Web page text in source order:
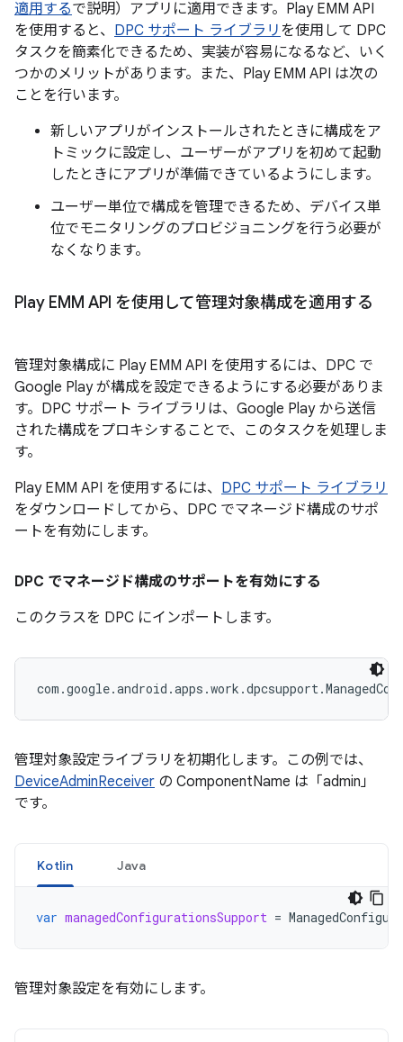
適用するで説明）アプリに適用できます。Play EMM API
を使用すると、 DPC サポート ライブラリ を使用して DPC
タスクを簡素化できるため、実装が容易になるなど、いく
つかのメリットがあります。また、Play EMM API は次の
ことを行います。
新しいアプリがインストールされたときに構成をア
トミックに設定し、ユーザーがアプリを初めて起動
したときにアプリが準備できているようにします。
ユーザー単位で構成を管理できるため、デバイス単
位でモニタリングのプロビジョニングを行う必要が
なくなります。
Play EMM API を使用して管理対象構成を適用する
管理対象構成に Play EMM API を使用するには、DPC で
Google Play が構成を設定できるようにする必要がありま
す。DPC サポート ライブラリは、Google Play から送信
された構成をプロキシすることで、このタスクを処理しま
す。
Play EMM API を使用するには、 DPC サポート ライブラリ
をダウンロードしてから、DPC でマネージド構成のサポ
ートを有効にします。
DPC でマネージド構成のサポートを有効にする
このクラスを DPC にインポートします。
管理対象設定ライブラリを初期化します。この例では、
DeviceAdminReceiver の ComponentName は「admin」
です。
Kotlin Java
var managedConfigurationsSupport =
管理対象設定を有効にします。